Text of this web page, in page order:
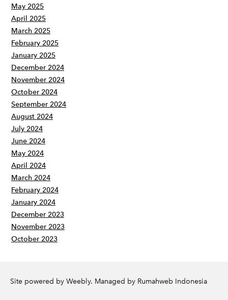
May 2025
April 2025
March 2025
February 2025
January 2025
December 2024
November 2024
October 2024
September 2024
August 2024
July 2024
June 2024
May 2024
April 2024
March 2024
February 2024
January 2024
December 2023
November 2023
October 2023
Site powered by Weebly. Managed by Rumahweb Indonesia